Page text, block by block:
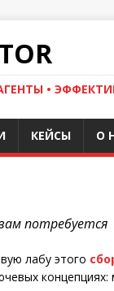
•
КЕЙСЫ О
потребуется
лабу этого